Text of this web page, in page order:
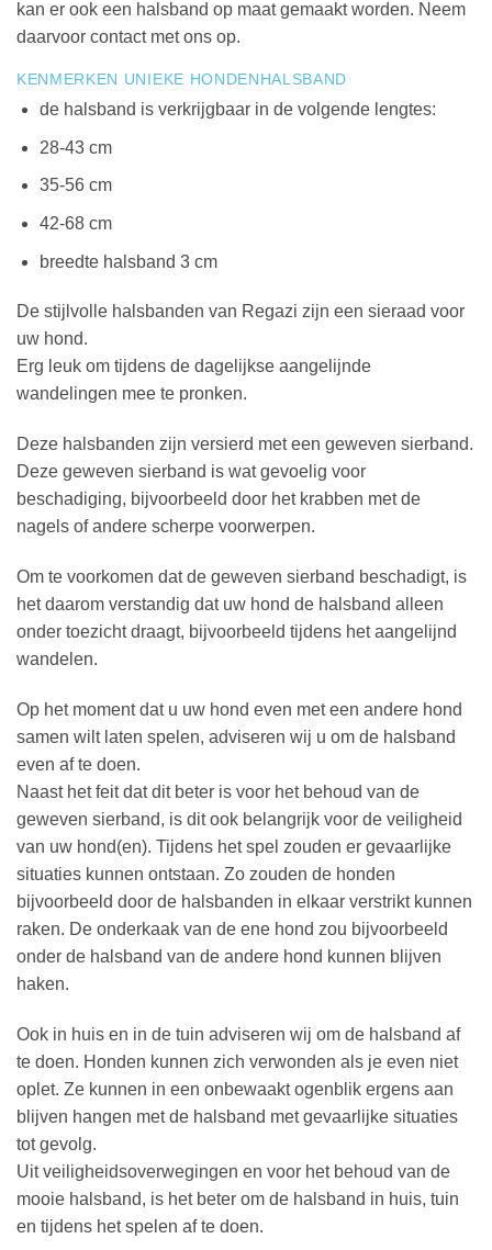
kan er ook een halsband op maat gemaakt worden. Neem
daarvoor contact met ons op.
KENMERKEN UNIEKE HONDENHALSBAND
de halsband is verkrijgbaar in de volgende lengtes:
28-43 cm
35-56 cm
42-68 cm
breedte halsband 3 cm
De stijlvolle halsbanden van Regazi zijn een sieraad voor
uw hond.
Erg leuk om tijdens de dagelijkse aangelijnde
wandelingen mee te pronken.
Deze halsbanden zijn versierd met een geweven sierband.
Deze geweven sierband is wat gevoelig voor
beschadiging, bijvoorbeeld door het krabben met de
nagels of andere scherpe voorwerpen.
Om te voorkomen dat de geweven sierband beschadigt, is
het daarom verstandig dat uw hond de halsband alleen
onder toezicht draagt, bijvoorbeeld tijdens het aangelijnd
wandelen.
Op het moment dat u uw hond even met een andere hond
samen wilt laten spelen, adviseren wij u om de halsband
even af te doen.
Naast het feit dat dit beter is voor het behoud van de
geweven sierband, is dit ook belangrijk voor de veiligheid
van uw hond(en). Tijdens het spel zouden er gevaarlijke
situaties kunnen ontstaan. Zo zouden de honden
bijvoorbeeld door de halsbanden in elkaar verstrikt kunnen
raken. De onderkaak van de ene hond zou bijvoorbeeld
onder de halsband van de andere hond kunnen blijven
haken.
Ook in huis en in de tuin adviseren wij om de halsband af
te doen. Honden kunnen zich verwonden als je even niet
oplet. Ze kunnen in een onbewaakt ogenblik ergens aan
blijven hangen met de halsband met gevaarlijke situaties
tot gevolg.
Uit veiligheidsoverwegingen en voor het behoud van de
mooie halsband, is het beter om de halsband in huis, tuin
en tijdens het spelen af te doen.